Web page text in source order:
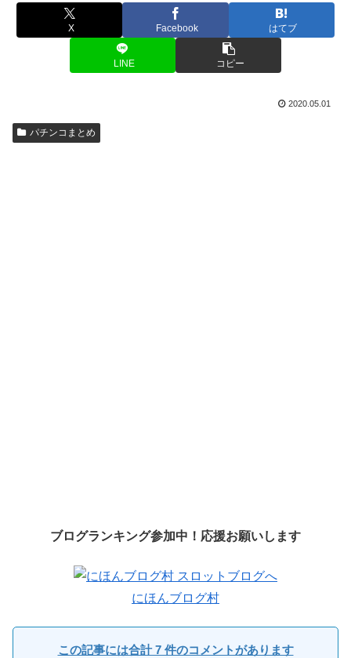
X Facebook はてブ
LINE コピー
2020.05.01
パチンコまとめ
ブログランキング参加中！応援お願いします
にほんブログ村
この記事には合計 7 件のコメントがあります